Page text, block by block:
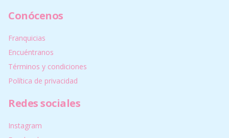
Conócenos
Franquicias
Encuéntranos
Términos y condiciones
Política de privacidad
Redes sociales
Instagram